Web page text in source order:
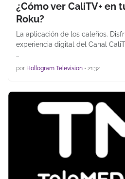
¿Cómo ver CaliTV+ en
Roku?
La aplicación de los caleños.
experiencia digital del Canal
…
por Hollogram Television • 21:32